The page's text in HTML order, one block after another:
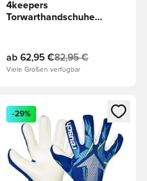
4keepers
Torwarthandschuhe
ab 62,95 €82,95 €
Viele Größen verfügbar
oder Registrieren
Öffnet ein neues Fenster
-29%